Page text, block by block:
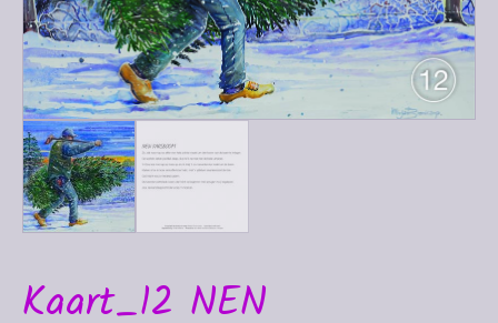
Kaart_12 NEN